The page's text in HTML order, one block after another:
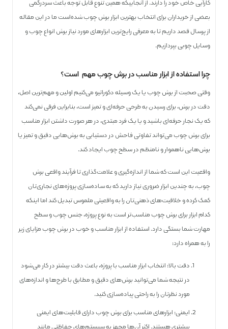
کارآیی خاص خود را دارند. از آنجاییکه همین تنوع قابل توجه باعث سردرگمی
بعضی از خریداران برای انتخاب بهترین ابزار برش چوب شده‌است ما در این مقاله
از پرسال قصد داریم تا به معرفی رایج‌ترین ابزارهای مورد نیاز برش انواع چوب و
وسایل چوبی بپردازیم.
چرا استفاده از ابزار مناسب در برش چوب مهم است؟
وقتی صحبت از برش چوب یا یک وسیله دکوراتیو می‌کنیم اولین و مهم‌ترین اصل،
دقت در برش، برای رسیدن به طرحی حرفه‌ای و تمیز است، بنابراین فرقی نمی‌کند
که یک نجار حرفه‌ای باشید و یا یک فرد مبتدی، در هر صورت داشتن ابزار مناسب
برای برش چوب می‌تواند تفاوتی فاحش در دستیابی به برش‌هایی دقیق و تمیز یا
برش‌هایی ناهموار و نامنظم در سطح چوب ایجاد کند.
واقعیت این است که شما از اندازه‌گیری و علامت‌گذاری تا فرآیند واقعی برش
چوب، به چندین ابزار ضروری نیاز دارید که به ساده‌سازی پروژه‌های نجاری‌تان
کمک کرده و خلاقیت‌های ذهنی‌تان را به واقعیتی ملموس تبدیل کند اما اینکه
کدام ابزار برای برش چوب مناسب‌تر است به نوع پروژه، جنس چوب و سطح
مهارت شما بستگی دارد. استفاده از ابزار مناسب و خوب در برش چوب مزایای زیر
را به همراه دارد:
دقت بالا: انتخاب ابزار مناسب با پروژه، باعث دقت بیشتر در کار می‌شود
در نتیجه شما می‌توانید برش‌های دقیق و مطابق با طرح‌ها و اندازه‌های
مورد نظرتان را به راحتی پیاده‌سازی کنید.
ایمنی: ابزارهای مناسب برای برش چوب دارای قابلیت‌های ایمنی
بیشتری هستند. اکثر آن‌ها مجهز به سیستم‌های حفاظتی مانند